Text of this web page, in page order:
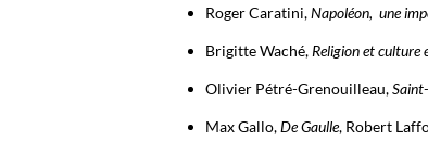
Roger Caratini,Napoléon, une
Brigitte Waché, Religion et culture
Olivier Pétré-Grenouilleau,
Max Gallo,De Gaulle, Robert